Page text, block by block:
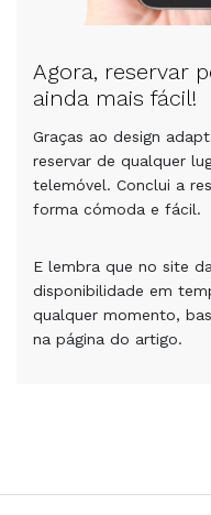
Agora, reservar
ainda mais fácil!
Graças ao design
reservar de qualquer
telemóvel. Conclui a
forma cómoda e fácil.
E lembra que no site
disponibilidade em
qualquer momento,
na página do artigo.